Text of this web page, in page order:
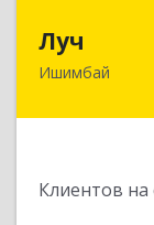
Луч
Ишимбай
Клиентов
453215,